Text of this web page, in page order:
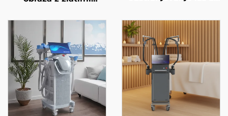
dvojnimi frekvencami
RF 1/2 MHz
MDR, MDSAP, 600 W,
1200 W, 1800 W, 3000
W, 4 v 1 z zamenljivimi
glavami, valovne
dolžine 755 nm, 808
nm, 940 nm, 1064 nm